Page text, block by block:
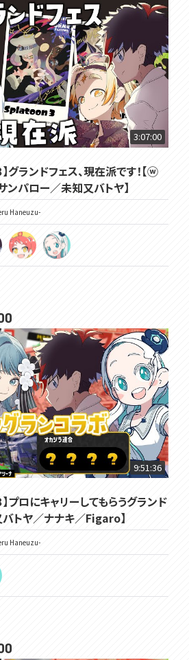
3:07:00
グランドフェス、現在派です！【ⓦ
ンパロー／未知又バトヤ】
Haneuzu-
9:51:36
】プロにキャリーしてもらうグランド
トヤ／ナナキ／Figaro】
Haneuzu-